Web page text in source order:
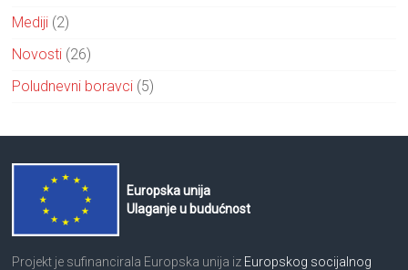
Mediji (2)
Novosti (26)
Poludnevni boravci (5)
Europska unija
Ulaganje u budućnost
Projekt je sufinancirala Europska unija iz Europskog socijalnog